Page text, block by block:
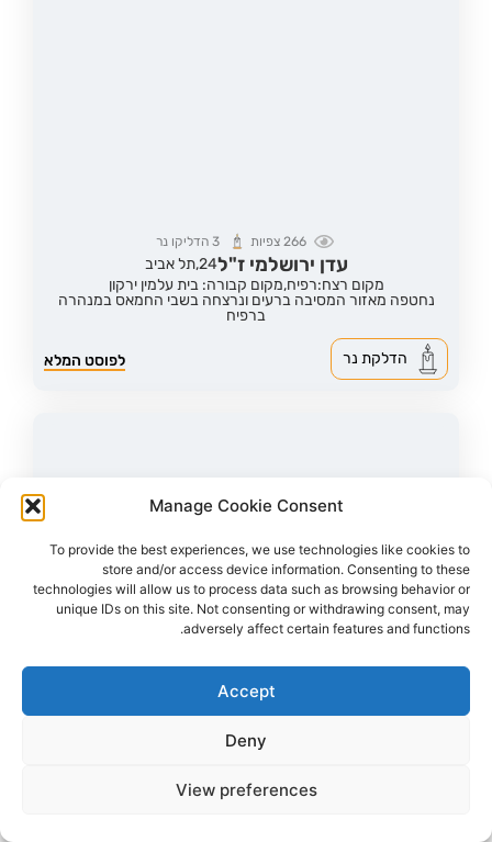
Manage Cookie Consent
To provide the best experiences, we use technologies like cookies to
store and/or access device information. Consenting to these
technologies will allow us to process data such as browsing behavior or
unique IDs on this site. Not consenting or withdrawing consent, may
adversely affect certain features and functions.
Accept
Deny
View preferences
266 צפיות 3הדליקו נר
עדן ירושלמי ז"ל24,תל אביב
מקום רצח:רפיח,מקום קבורה: בית עלמין ירקון
נחטפה מאזור המסיבה ברעים ונרצחה בשבי החמאס במנהרה
ברפיח
לפוסט המלא הדלקת נר
43צפיות 1הדליקו נר
לירז אסולין ז"ל38,